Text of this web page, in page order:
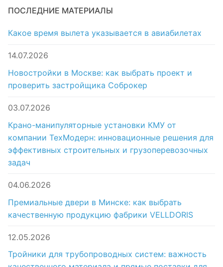
ПОСЛЕДНИЕ МАТЕРИАЛЫ
Какое время вылета указывается в авиабилетах
14.07.2026
Новостройки в Москве: как выбрать проект и
проверить застройщика Соброкер
03.07.2026
Крано-манипуляторные установки КМУ от
компании ТехМодерн: инновационные решения для
эффективных строительных и грузоперевозочных
задач
04.06.2026
Премиальные двери в Минске: как выбрать
качественную продукцию фабрики VELLDORIS
12.05.2026
Тройники для трубопроводных систем: важность